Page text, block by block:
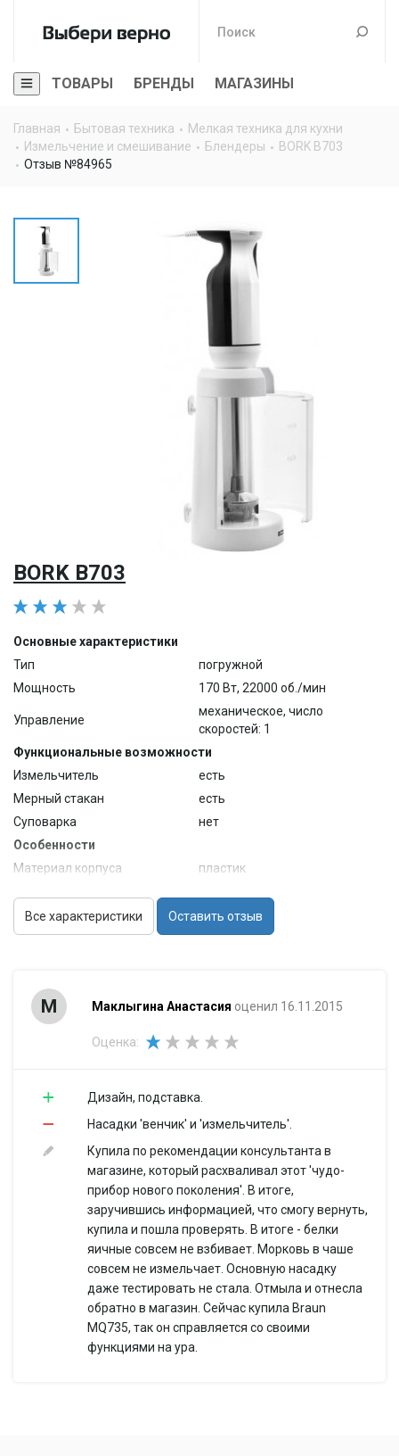
ТОВАРЫ БРЕНДЫ МАГАЗИНЫ
Главная Бытовая техника
Мелкая техника для кухни
Измельчение и смешивание
Блендеры
BORK B703
Отзыв №84965
BORK B703
Основные характеристики
Тип
погружной
Мощность
170 Вт, 22000 об./мин
Управление
механическое, число
скоростей: 1
Функциональные возможности
Измельчитель
есть
Мерный стакан
есть
Суповарка
нет
Особенности
Материал корпуса
пластик
части
металл
Отверстие для
Габариты и вес
Вес
Все характеристики Оставить отзыв
М Маклыгина Анастасия оценил 16.11.2015
Оценка:
Дизайн, подставка.
Насадки 'венчик' и 'измельчитель'.
Купила по рекомендации консультанта в
магазине, который расхваливал этот 'чудо-
прибор нового поколения'. В итоге,
заручившись информацией, что смогу вернуть,
купила и пошла проверять. В итоге - белки
яичные совсем не взбивает. Морковь в чаше
совсем не измельчает. Основную насадку
даже тестировать не стала. Отмыла и отнесла
обратно в магазин. Сейчас купила Braun
MQ735, так он справляется со своими
функциями на ура.